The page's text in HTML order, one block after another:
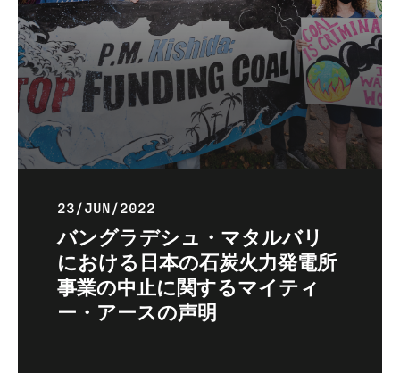
23/JUN/2022
バングラデシュ・マタルバリ
における日本の石炭火力発電所
事業の中止に関するマイティ
ー・アースの声明